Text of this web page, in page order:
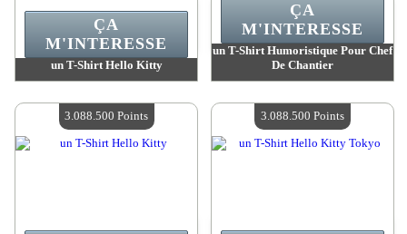
un T-Shirt Hello Kitty
Quantité Disponible :4
ÇA
M'INTERESSE
un T-Shirt Humoristique Pour Chef
De Chantier
Quantité Disponible :4
ÇA
M'INTERESSE
3.088.500 Points 3.088.500 Points